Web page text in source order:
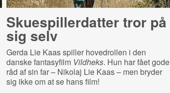
Sku­e­spil­ler­dat­ter tror på
sig selv
Gerda Lie Kaas spiller hovedrollen i den
danske fantasyfilm Vildheks. Hun har fået gode
råd af sin far – Nikolaj Lie Kaas – men bryder
sig ikke om at se hans film!